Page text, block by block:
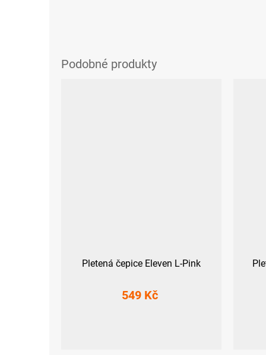
Pletená čepice Eleven L-Pink
549 Kč